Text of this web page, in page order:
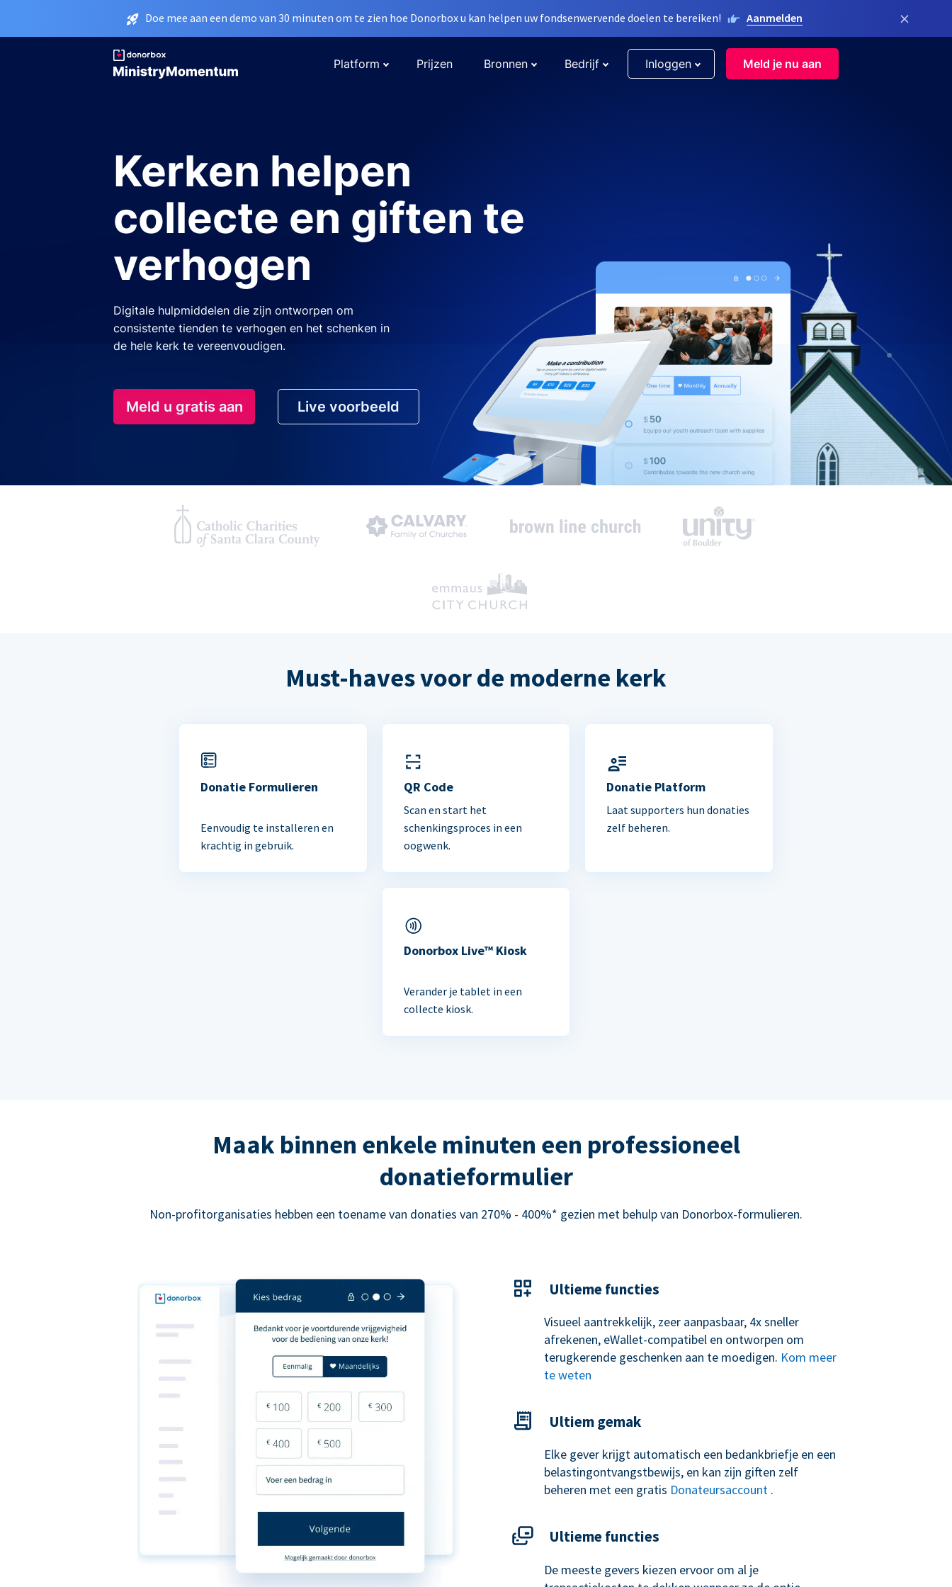
Doe mee aan een demo van 30 minuten om te zien hoe Donorbox u kan helpen uw fondsenwervende doelen te bereiken! Aanmelden ×
Platform Prijzen Bronnen Bedrijf Inloggen Meld je nu aan
Kerken helpen
collecte en giften te
verhogen
Digitale hulpmiddelen die zijn ontworpen om
consistente tienden te verhogen en het schenken in
de hele kerk te vereenvoudigen.
Meld u gratis aan Live voorbeeld
Must-haves voor de moderne kerk
Donatie Formulieren
Eenvoudig te installeren en
krachtig in gebruik.
QR Code
Scan en start het
schenkingsproces in een
oogwenk.
Donatie Platform
Laat supporters hun donaties
zelf beheren.
Donorbox Live™ Kiosk
Verander je tablet in een
collecte kiosk.
Maak binnen enkele minuten een professioneel
donatieformulier
Non-profitorganisaties hebben een toename van donaties van 270% - 400%* gezien met behulp van Donorbox-formulieren.
Ultieme functies
Visueel aantrekkelijk, zeer aanpasbaar, 4x sneller
afrekenen, eWallet-compatibel en ontworpen om
terugkerende geschenken aan te moedigen. Kom meer
te weten
Ultiem gemak
Elke gever krijgt automatisch een bedankbriefje en een
belastingontvangstbewijs, en kan zijn giften zelf
beheren met een gratis Donateursaccount .
Ultieme functies
De meeste gevers kiezen ervoor om al je